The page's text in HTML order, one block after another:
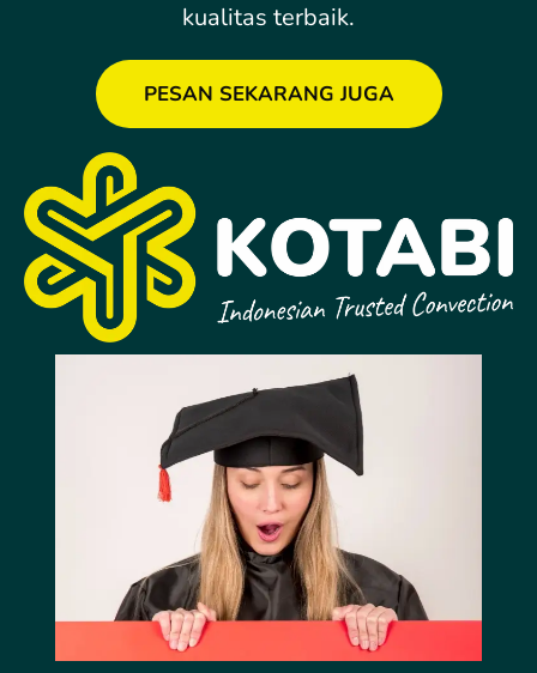
kualitas terbaik.
PESAN SEKARANG JUGA